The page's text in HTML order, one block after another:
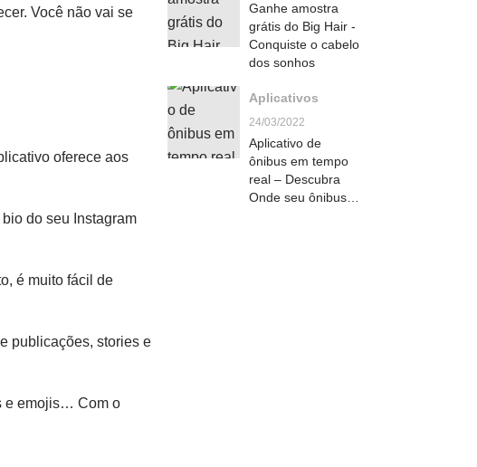
Você não vai se
oferece aos
do seu Instagram
é muito fácil de
publicações, stories e
e emojis… Com o
Ganhe amostra
grátis do Big Hair -
Conquiste o cabelo
dos sonhos
Aplicativos
24/03/2022
Aplicativo de
ônibus em tempo
real – Descubra
Onde seu ônibus